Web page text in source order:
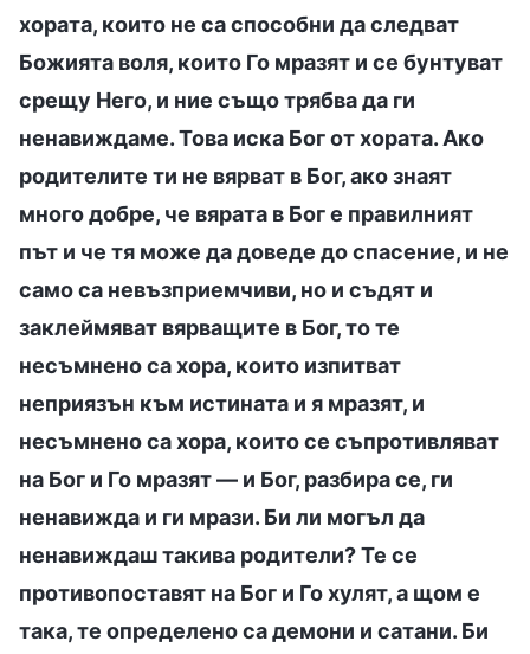
хората, които не са способни да следват
Божията воля, които Го мразят и се бунтуват
срещу Него, и ние също трябва да ги
ненавиждаме. Това иска Бог от хората. Ако
родителите ти не вярват в Бог, ако знаят
много добре, че вярата в Бог е правилният
път и че тя може да доведе до спасение, и не
само са невъзприемчиви, но и съдят и
заклеймяват вярващите в Бог, то те
несъмнено са хора, които изпитват
неприязън към истината и я мразят, и
несъмнено са хора, които се съпротивляват
на Бог и Го мразят — и Бог, разбира се, ги
ненавижда и ги мрази. Би ли могъл да
ненавиждаш такива родители? Те се
противопоставят на Бог и Го хулят, а щом е
така, те определено са демони и сатани. Би